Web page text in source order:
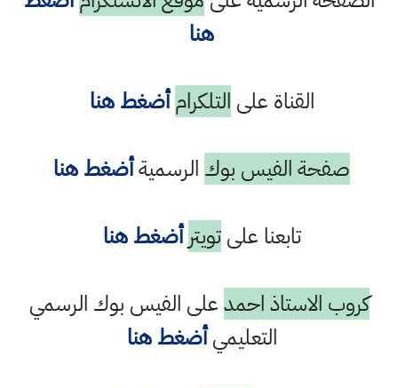
هنا
القناة على التلكرام أضغط هنا
صفحة الفيس بوك الرسميةأضغط هنا
تابعنا علىتويتر أضغط هنا
كروب الاستاذ احمدعلى الفيس بوك الرسمي
التعليميأضغط هنا